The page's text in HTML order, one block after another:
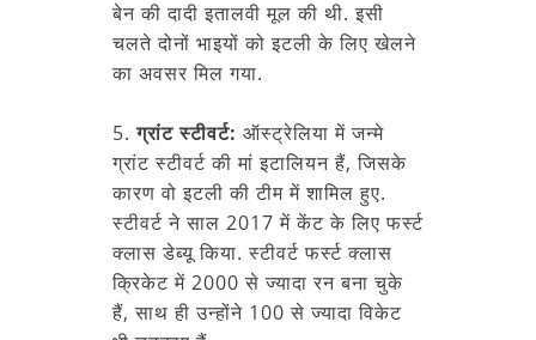
बेन की दादी इतालवी मूल की थी. इसी
चलते दोनों भाइयों को इटली के लिए खेलने
का अवसर मिल गया.
5.ग्रांट स्टीवर्ट: ऑस्ट्रेलिया में जन्मे
ग्रांट स्टीवर्ट की मां इटालियन हैं, जिसके
कारण वो इटली की टीम में शामिल हुए.
स्टीवर्ट ने साल 2017 में केंट के लिए फर्स्ट
क्लास डेब्यू किया. स्टीवर्ट फर्स्ट क्लास
क्रिकेट में 2000 से ज्यादा रन बना चुके
हैं, साथ ही उन्होंने 100 से ज्यादा विकेट